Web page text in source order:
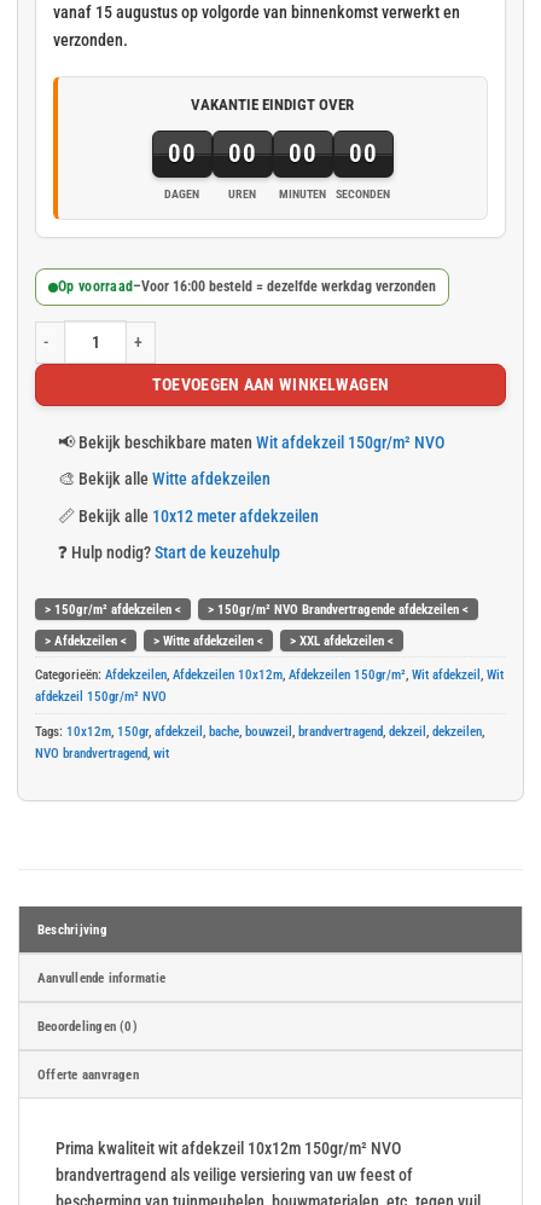
vanaf 15 augustus op volgorde van binnenkomst verwerkt en
verzonden.
VAKANTIE EINDIGT OVER
00
DAGEN
00
UREN
00
MINUTEN
00
SECONDEN
Op voorraad –Voor 16:00 besteld = dezelfde werkdag verzonden
Wit afdekzeil 10x12m 150gr/m² NVO Brandvertragend aantal
TOEVOEGEN AAN WINKELWAGEN
📢 Bekijk beschikbare maten Wit afdekzeil 150gr/m² NVO
🎨 Bekijk alleWitte afdekzeilen
📏 Bekijk alle 10x12 meter afdekzeilen
❓ Hulp nodig? Start de keuzehulp
> 150gr/m² afdekzeilen <
> 150gr/m² NVO Brandvertragende afdekzeilen <
> Afdekzeilen <
> Witte afdekzeilen <
> XXL afdekzeilen <
Categorieën: Afdekzeilen, Afdekzeilen 10x12m, Afdekzeilen 150gr/m², Wit afdekzeil , Wit
afdekzeil 150gr/m² NVO
Tags: 10x12m, 150gr, afdekzeil , bache, bouwzeil , brandvertragend, dekzeil , dekzeilen,
NVO brandvertragend, wit
Beschrijving
Aanvullende informatie
Beoordelingen (0)
Offerte aanvragen
Prima kwaliteit wit afdekzeil 10x12m 150gr/m² NVO
brandvertragend als veilige versiering van uw feest of